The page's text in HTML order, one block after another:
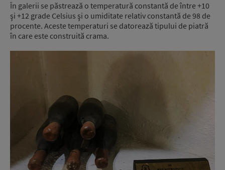
În galerii se păstrează o temperatură constantă de între +10
şi +12 grade Celsius şi o umiditate relativ constantă de 98 de
procente. Aceste temperaturi se datorează tipului de piatră
în care este construită crama.